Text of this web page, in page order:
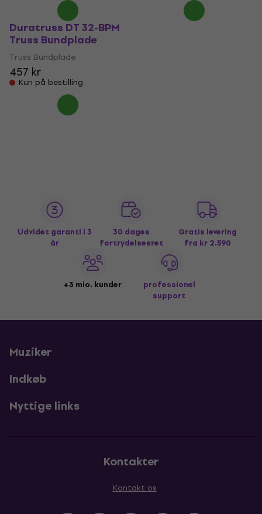
Duratruss DT 32-BPM
Truss Bundplade
Truss Bundplade
457 kr
Kun på bestilling
Udvidet garanti i 3
år
30 dages
fortrydelsesret
Gratis levering
fra kr 2.590
+3 mio. kunder
professionel
support
Muziker
Indkøb
Nyttige links
Kontakter
Kontakt os